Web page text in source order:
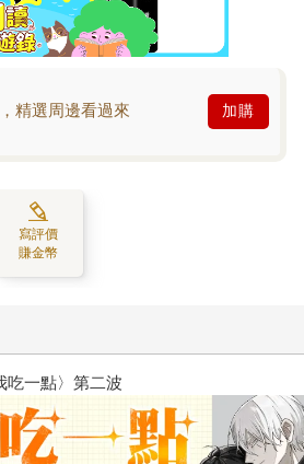
精選周邊看過來 加購
寫評價
賺金幣